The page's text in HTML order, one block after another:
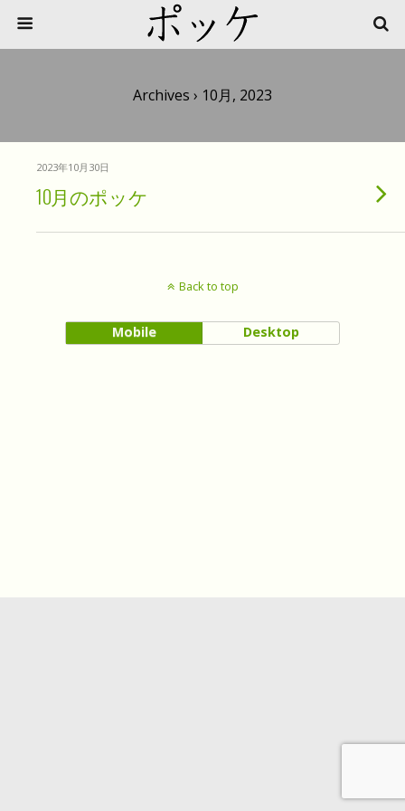
Archives › 10月, 2023
2023年10月30日
10月のポッケ
Back to top
Mobile Desktop